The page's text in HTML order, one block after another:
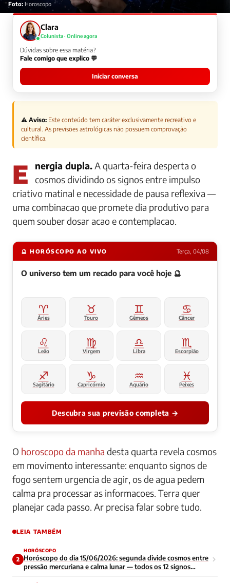
Foto: Horoscopo
Clara
Colunista · Online agora
Dúvidas sobre essa matéria?
Fale comigo que explico 💬
Iniciar conversa
⚠️ Aviso: Este conteúdo tem caráter exclusivamente recreativo e
cultural. As previsões astrológicas não possuem comprovação
científica.
Energia dupla.A quarta-feira desperta o
cosmos dividindo os signos entre impulso
criativo matinal e necessidade de pausa reflexiva —
uma combinacao que promete dia produtivo para
quem souber dosar acao e contemplacao.
🔮 HORÓSCOPO AO VIVO Terça, 04/08
O universo tem um recado para você hoje 🔮
♈
Áries
♉
Touro
♊
Gêmeos
♋
Câncer
♌
Leão
♍
Virgem
♎
Libra
♏
Escorpião
♐
Sagitário
♑
Capricórnio
♒
Aquário
♓
Peixes
Descubra sua previsão completa →
O horoscopo da manha desta quarta revela cosmos
em movimento interessante: enquanto signos de
fogo sentem urgencia de agir, os de agua pedem
calma pra processar as informacoes. Terra quer
planejar cada passo. Ar precisa falar sobre tudo.
LEIA TAMBÉM
2
HORÓSCOPO
Horóscopo do dia 15/06/2026: segunda divide cosmos entre
pressão mercuriana e calma lunar — todos os 12 signos